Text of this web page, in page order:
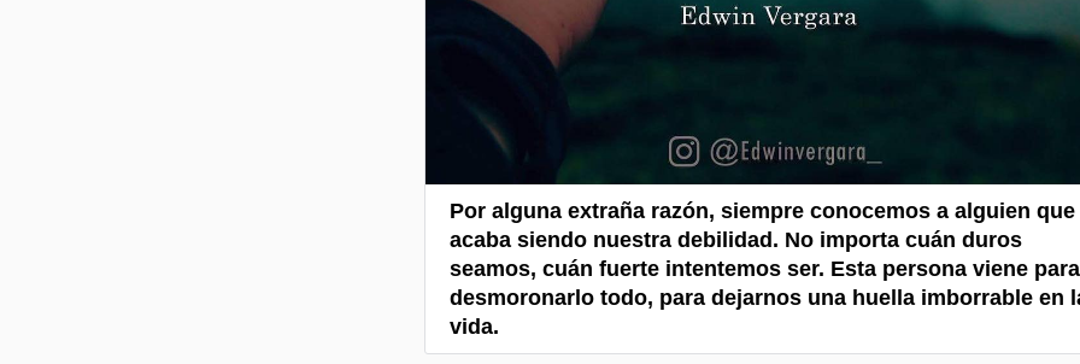
Por alguna extraña razón, siempre conocemos a alguien que
acaba siendo nuestra debilidad. No importa cuán duros
seamos, cuán fuerte intentemos ser. Esta persona viene para
desmoronarlo todo, para dejarnos una huella imborrable en
vida.